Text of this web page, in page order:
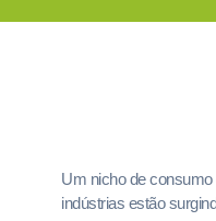
Um nicho de
indústrias estão